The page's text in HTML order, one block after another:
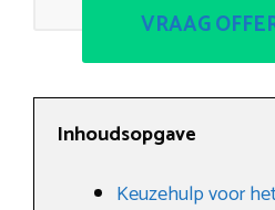
VRAAG
Inhoudsopgave
Keuzehulp voor